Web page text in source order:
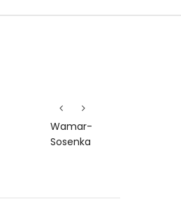
Wamar-
Sosenka